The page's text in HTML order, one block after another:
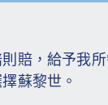
賠，給予我
蘇黎世。